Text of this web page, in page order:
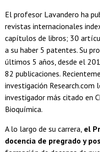
El profesor Lavandero ha
revistas internacionales
capítulos de libros; 30
a su haber 5 patentes. Su
últimos 5 años, desde el
82 publicaciones.
investigación
investigador más citado en
Bioquímica.
A lo largo de su carrera, el
docencia de pregrado y